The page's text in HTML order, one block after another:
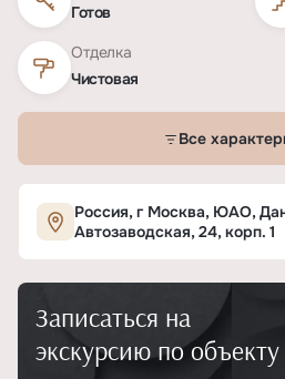
Готов
Отделка
Чистовая
Все
Характеристики ЖК
ТипЖК
Класс проекта
Россия, г Москва, ЮАО,
Автозаводская, 24, корп. 1
Записаться на
экскурсию по объекту